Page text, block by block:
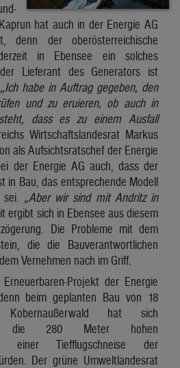
hat auch in der Energie AG
denn der oberösterreichische
in Ebensee ein solches
Lieferant des Generators ist
„Ich habe in Auftrag gegeben, den
und zu eruieren, ob auch in
dass es zu einem Ausfall
Wirtschaftslandesrat Markus
als Aufsichtsratschef der Energie
der Energie AG auch, dass der
in Bau, das entsprechende Modell
„Aber wir sind mit Andritz in
ergibt sich in Ebensee aus diesem
Die Probleme mit dem
die die Bauverantwortlichen
Vernehmen nach im Griff.
Projekt der Energie
beim geplanten Bau von 18
Kobernaußerwald hat sich
die 280 Meter hohen
einer Tiefflugschneise der
Der grüne Umweltlandesrat